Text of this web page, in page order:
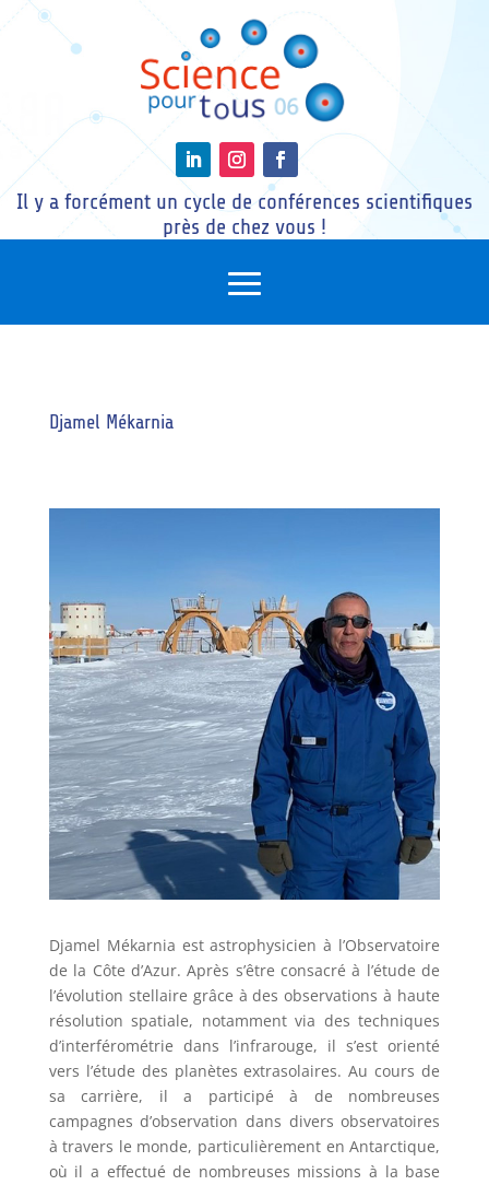
Il y a forcément un cycle de conférences scientifiques
près de chez vous !
Djamel Mékarnia
Djamel Mékarnia est astrophysicien à l’Observatoire
de la Côte d’Azur. Après s’être consacré à l’étude de
l’évolution stellaire grâce à des observations à haute
résolution spatiale, notamment via des techniques
d’interférométrie dans l’infrarouge, il s’est orienté
vers l’étude des planètes extrasolaires. Au cours de
sa carrière, il a participé à de nombreuses
campagnes d’observation dans divers observatoires
à travers le monde, particulièrement en Antarctique,
où il a effectué de nombreuses missions à la base